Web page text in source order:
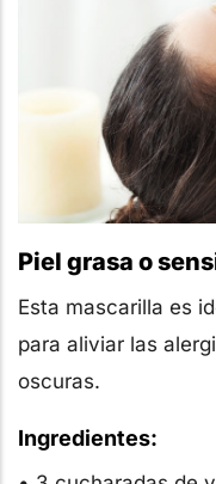
Piel grasa o
Esta mascarilla es
para aliviar las
oscuras.
Ingredientes: